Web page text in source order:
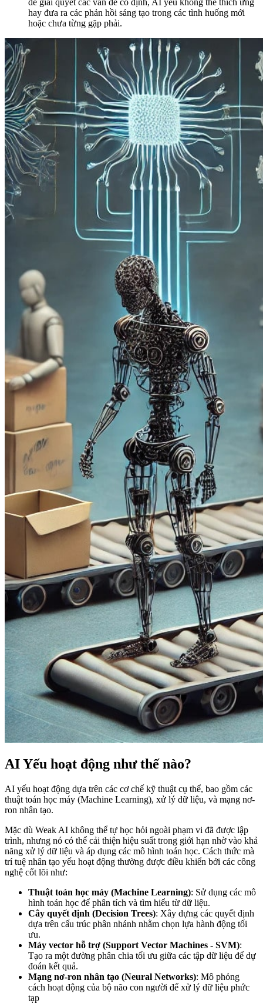
hay đưa ra các phản hồi sáng tạo trong các tình huống mới
hoặc chưa từng gặp phải.
AI Yếu hoạt động như thế nào?
AI yếu hoạt động dựa trên các cơ chế kỹ thuật cụ thể, bao gồm các
thuật toán học máy (Machine Learning), xử lý dữ liệu, và mạng nơ-
ron nhân tạo.
Mặc dù Weak AI không thể tự học hỏi ngoài phạm vi đã được lập
trình, nhưng nó có thể cải thiện hiệu suất trong giới hạn nhờ vào khả
năng xử lý dữ liệu và áp dụng các mô hình toán học. Cách thức mà
trí tuệ nhân tạo yếu hoạt động thường được điều khiển bởi các công
nghệ cốt lõi như:
Thuật toán học máy (Machine Learning): Sử dụng các mô
hình toán học để phân tích và tìm hiểu từ dữ liệu.
Cây quyết định (Decision Trees): Xây dựng các quyết định
dựa trên cấu trúc phân nhánh nhằm chọn lựa hành động tối
ưu.
Máy vector hỗ trợ (Support Vector Machines - SVM):
Tạo ra một đường phân chia tối ưu giữa các tập dữ liệu để dự
đoán kết quả.
Mạng nơ-ron nhân tạo (Neural Networks): Mô phỏng
cách hoạt động của bộ não con người để xử lý dữ liệu phức
tạp